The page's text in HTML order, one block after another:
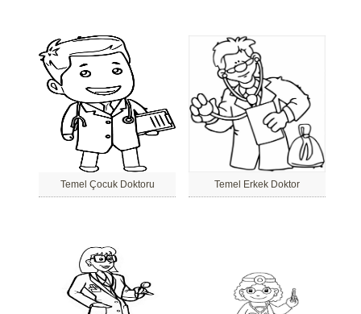
Temel Çocuk Doktoru Temel Erkek Doktor